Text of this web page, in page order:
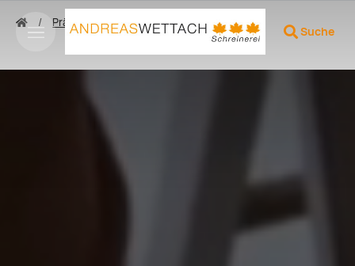
Suche
Präsentation Hero